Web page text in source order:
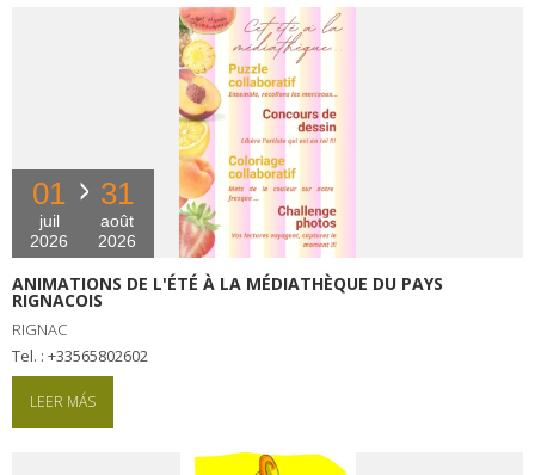
01
juil
2026
31
août
2026
ANIMATIONS DE L'ÉTÉ À LA MÉDIATHÈQUE DU PAYS
RIGNACOIS
RIGNAC
tel. : +33565802602
LEER MÁS